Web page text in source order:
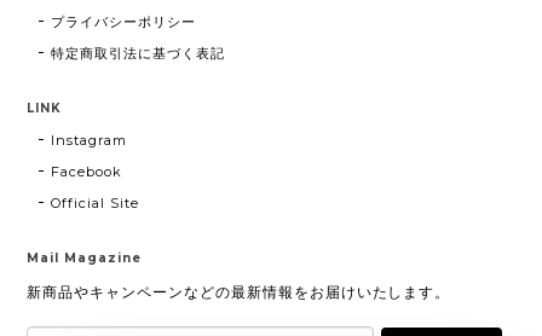
プライバシーポリシー
特定商取引法に基づく表記
LINK
Instagram
Facebook
Official Site
Mail Magazine
新商品やキャンペーンなどの最新情報をお届けいたします。